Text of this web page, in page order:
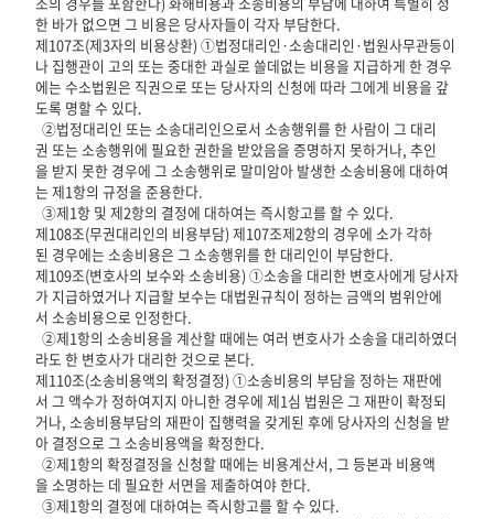
한 바가 없으면 그 비용은 당사자들이 각자 부담한다.
제107조(제3자의 비용상환) ①법정대리인·소송대리인·법원사무관등이
나 집행관이 고의 또는 중대한 과실로 쓸데없는 비용을 지급하게 한 경우
에는 수소법원은 직권으로 또는 당사자의 신청에 따라 그에게 비용을 갚
도록 명할 수 있다.
②법정대리인 또는 소송대리인으로서 소송행위를 한 사람이 그 대리
권 또는 소송행위에 필요한 권한을 받았음을 증명하지 못하거나, 추인
을 받지 못한 경우에 그 소송행위로 말미암아 발생한 소송비용에 대하여
는 제1항의 규정을 준용한다.
③제1항 및 제2항의 결정에 대하여는 즉시항고를 할 수 있다.
제108조(무권대리인의 비용부담) 제107조제2항의 경우에 소가 각하
된 경우에는 소송비용은 그 소송행위를 한 대리인이 부담한다.
제109조(변호사의 보수와 소송비용) ①소송을 대리한 변호사에게 당사자
가 지급하였거나 지급할 보수는 대법원규칙이 정하는 금액의 범위안에
서 소송비용으로 인정한다.
②제1항의 소송비용을 계산할 때에는 여러 변호사가 소송을 대리하였더
라도 한 변호사가 대리한 것으로 본다.
제110조(소송비용액의 확정결정) ①소송비용의 부담을 정하는 재판에
서 그 액수가 정하여지지 아니한 경우에 제1심 법원은 그 재판이 확정되
거나, 소송비용부담의 재판이 집행력을 갖게된 후에 당사자의 신청을 받
아 결정으로 그 소송비용액을 확정한다.
②제1항의 확정결정을 신청할 때에는 비용계산서, 그 등본과 비용액
을 소명하는 데 필요한 서면을 제출하여야 한다.
③제1항의 결정에 대하여는 즉시항고를 할 수 있다.